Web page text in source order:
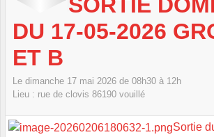
SORTIE
DU 17-05-2026
ET B
Le dimanche 17 mai 2026 de 08h30 à 12h
Lieu : rue de clovis 86190 vouillé
Sortie